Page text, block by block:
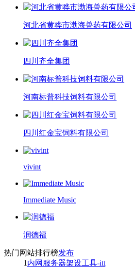
河北省黄骅市渤海兽药有限公司
四川齐全集团
河南标普科技饲料有限公司
四川红金宝饲料有限公司
vivint
Immediate Music
润德福
热门网站排行榜发布
1 内网服务器架设工具-itt